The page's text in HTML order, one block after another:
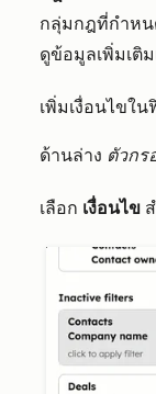
กลุ่มกฎที่กำหน
ดูข้อมูลเพิ่มเติ
เพิ่มเงื่อนไขใ
ด้านล่าง ตัวกร
เลือก เงื่อนไข